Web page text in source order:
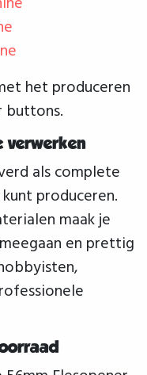
het produceren
buttons.
verwerken
als complete
produceren.
maak je
en prettig